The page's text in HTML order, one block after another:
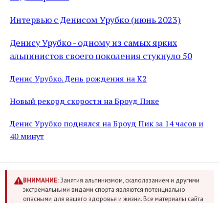
Интервью с Денисом Урубко (июнь 2023)
Денису Урубко - одному из самых ярких
альпинистов своего поколения стукнуло 50
Денис Урубко. День рождения на К2
Новый рекорд скорости на Броуд Пике
Денис Урубко поднялся на Броуд Пик за 14 часов и
40 минут
ВНИМАНИЕ:Занятия альпинизмом, скалолазанием и другими
экстремальными видами спорта являются потенциально
опасными для вашего здоровья и жизни. Все материалы сайта